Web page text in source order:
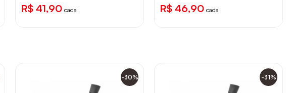
R$ 41,90 cada R$ 46,90 cada
-30% -31%